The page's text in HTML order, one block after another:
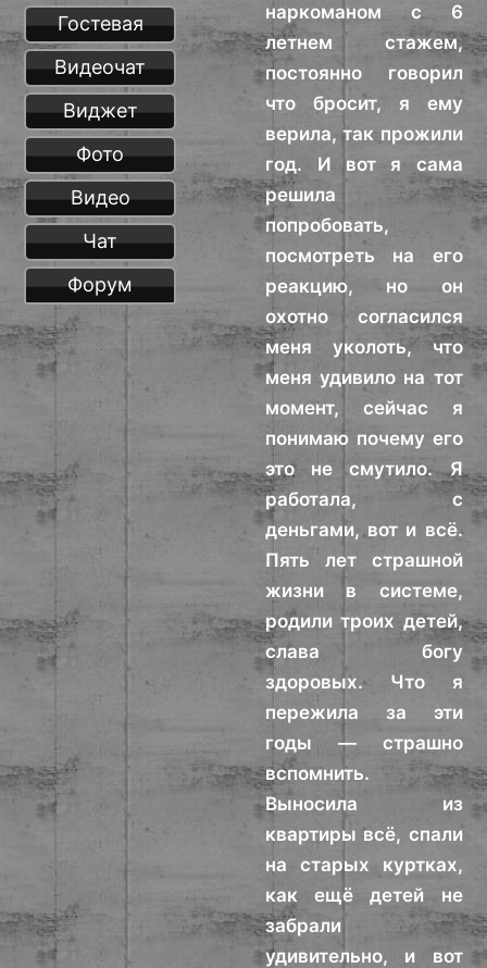
наркоманом с 6
летнем стажем,
постоянно говорил
что бросит, я ему
верила, так прожили
год. И вот я сама
решила
попробовать,
посмотреть на его
реакцию, но он
охотно согласился
меня уколоть, что
меня удивило на тот
момент, сейчас я
понимаю почему его
это не смутило. Я
работала, с
деньгами, вот и всё.
Пять лет страшной
жизни в системе,
родили троих детей,
слава богу
здоровых. Что я
пережила за эти
годы — страшно
вспомнить.
Выносила из
квартиры всё, спали
на старых куртках,
как ещё детей не
забрали
удивительно, и вот
Гостевая
Видеочат
Виджет
Фото
Видео
Чат
Форум